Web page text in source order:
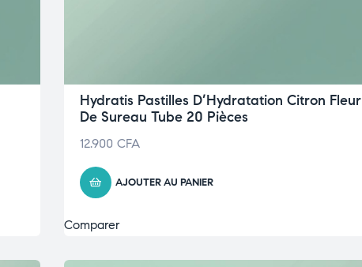
Hydratis Pastilles D’Hydratation Citron Fleur
De Sureau Tube 20 Pièces
12.900 CFA
AJOUTER AU PANIER
Comparer